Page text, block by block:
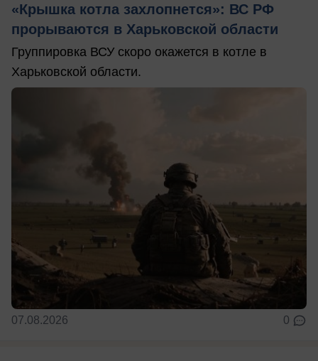
«Крышка котла захлопнется»: ВС РФ
прорываются в Харьковской области
Группировка ВСУ скоро окажется в котле в
Харьковской области.
07.08.2026 0